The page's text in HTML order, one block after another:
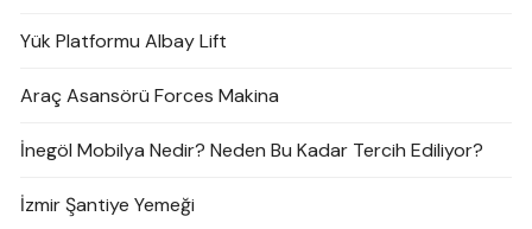
Yük Platformu Albay Lift
Araç Asansörü Forces Makina
İnegöl Mobilya Nedir? Neden Bu Kadar Tercih Ediliyor?
İzmir Şantiye Yemeği